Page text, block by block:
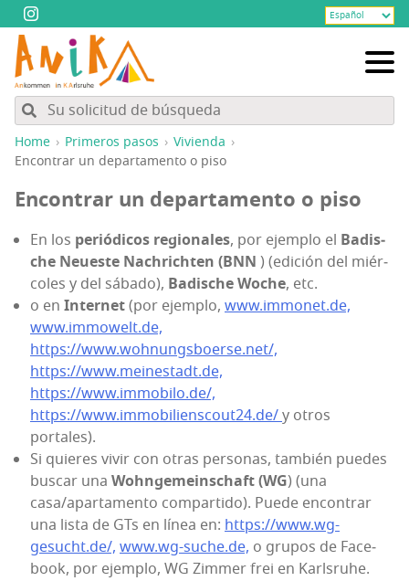
Home Pri­me­ros pasos
Vivien­da
Encon­trar un depar­ta­men­to o piso
Encon­trar un depar­ta­men­to o piso
En los perió­di­cos regio­na­les, por ejem­plo el Badis­
che Neues­te Nachrich­ten (BNN ) (edi­ción del miér­
co­les y del sába­do), Badis­che Woche, etc.
o en Inter­net(por ejem­plo, www.immonet.de,
www.immowelt.de,
https://www.wohnungsboerse.net/,
https://www.meinestadt.de,
https://www.immobilo.de/,
https://www.immobilienscout24.de/y otros
portales).
Si quie­res vivir con otras per­so­nas, tam­bién pue­des
bus­car una Wohn­ge­meins­chaft (WG) (una
casa/apartamento com­par­ti­do). Pue­de encon­trar
una lis­ta de GTs en línea en: https://www.wg-
gesucht.de/, www.wg-suche.de, o gru­pos de Face­
book, por ejem­plo, WG Zim­mer frei en Karlsruhe.